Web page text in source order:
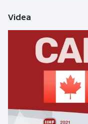
Rychlobruslení
Rychlostní kanoistika
Sportovní střelba
Videa